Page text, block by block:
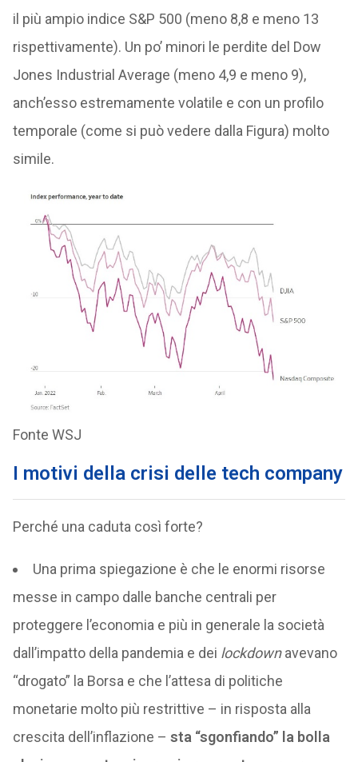
il più ampio indice S&P 500 (meno 8,8 e meno 13
rispettivamente). Un po’ minori le perdite del Dow
Jones Industrial Average (meno 4,9 e meno 9),
anch’esso estremamente volatile e con un profilo
temporale (come si può vedere dalla Figura) molto
simile.
Fonte WSJ
I motivi della crisi delle tech company
Perché una caduta così forte?
Una prima spiegazione è che le enormi risorse
messe in campo dalle banche centrali per
proteggere l’economia e più in generale la società
dall’impatto della pandemia e dei lockdownavevano
“drogato” la Borsa e che l’attesa di politiche
monetarie molto più restrittive – in risposta alla
crescita dell’inflazione – sta “sgonfiando” la bolla